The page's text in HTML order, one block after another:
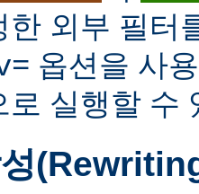
한 외부 필터
옵션을 사
로 실행할 수